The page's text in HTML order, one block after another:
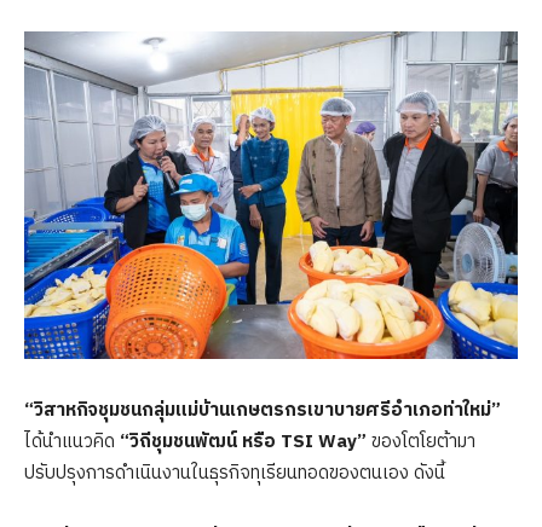
“วิสาหกิจชุมชนกลุ่มแม่บ้านเกษตรกรเขาบายศรีอำเภอท่าใหม่”
ได้นำแนวคิด “วิถีชุมชนพัฒน์ หรือ TSI Way” ของโตโยต้ามา
ปรับปรุงการดำเนินงานในธุรกิจทุเรียนทอดของตนเอง ดังนี้